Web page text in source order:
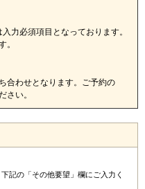
力必須項目となっております。
。
合わせとなります。ご予約の
さい。
記の「その他要望」欄にご入力く